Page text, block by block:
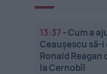
13:37 -Cum a
Ceaușescu să-
Ronald
la Cernobîl